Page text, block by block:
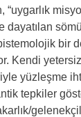
dayatılan
bir
Kendi
yüzleşme
tepkiler